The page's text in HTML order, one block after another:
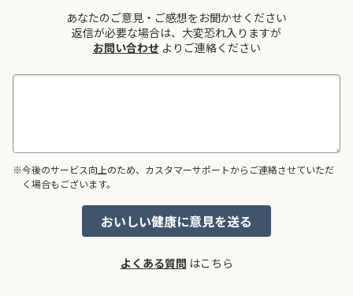
あなたのご意見・ご感想をお聞かせください
返信が必要な場合は、大変恐れ入りますが
お問い合わせよりご連絡ください
※今後のサービス向上のため、カスタマーサポートからご連絡させていただ
く場合もございます。
よくある質問 はこちら